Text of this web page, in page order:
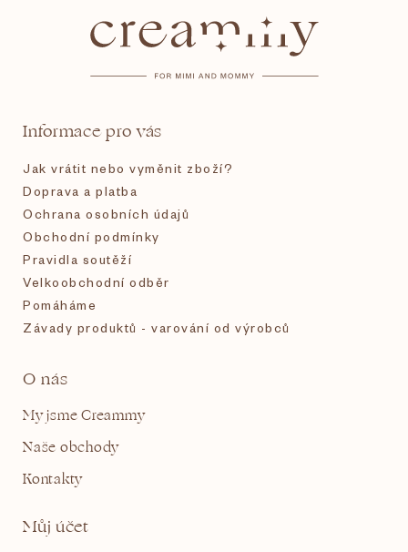
Informace pro vás
Jak vrátit nebo vyměnit zboží?
Doprava a platba
Ochrana osobních údajů
Obchodní podmínky
Pravidla soutěží
Velkoobchodní odběr
Pomáháme
Závady produktů - varování od výrobců
O nás
My jsme Creammy
Naše obchody
Kontakty
Můj účet